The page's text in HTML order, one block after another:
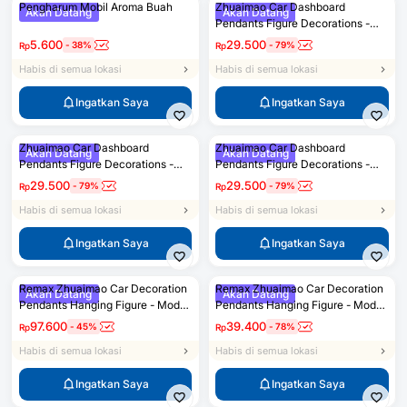
Akan Datang
Pengharum Mobil Aroma Buah
Rp5.600 - 38%
Habis di semua lokasi
Ingatkan Saya
Akan Datang
Zhuaimao Car Dashboard
Pendants Figure Decorations -
Model 1
Rp29.500 - 79%
Habis di semua lokasi
Ingatkan Saya
Akan Datang
Zhuaimao Car Dashboard
Pendants Figure Decorations -
Model 2
Rp29.500 - 79%
Habis di semua lokasi
Ingatkan Saya
Akan Datang
Zhuaimao Car Dashboard
Pendants Figure Decorations -
Model 3
Rp29.500 - 79%
Habis di semua lokasi
Ingatkan Saya
Akan Datang
Remax Zhuaimao Car Decoration
Pendants Hanging Figure - Model
1
Rp97.600 - 45%
Habis di semua lokasi
Ingatkan Saya
Akan Datang
Remax Zhuaimao Car Decoration
Pendants Hanging Figure - Model
3
Rp39.400 - 78%
Habis di semua lokasi
Ingatkan Saya